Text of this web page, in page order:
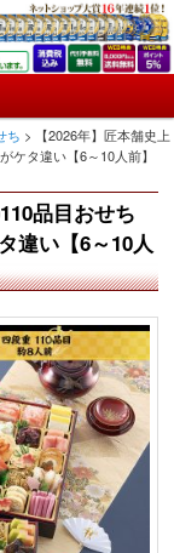
！】
事をお届けします。
ち >
【2026年】匠本舗史上
ケタ違い【6～10人前】
品目おせち
違い【6～10人